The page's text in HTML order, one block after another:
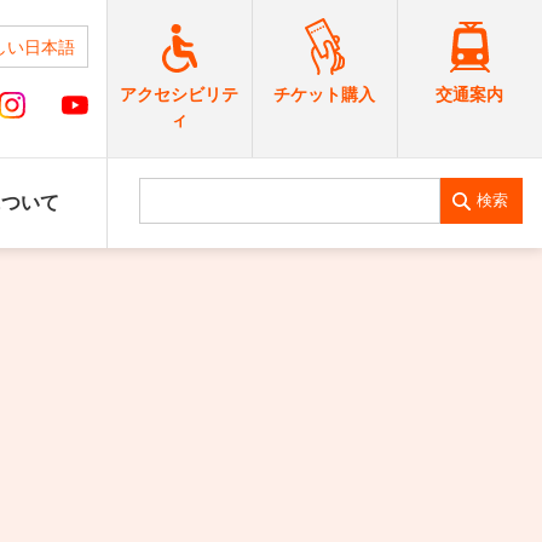
い日本語
アクセシビリテ
ィ
チケット購入 交通案内
いて 検索